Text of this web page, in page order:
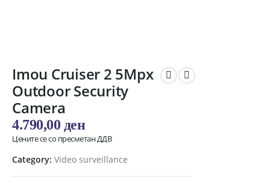
Imou Cruiser 2 5Mpx
Outdoor Security
Camera
4.790,00 ден
Цените се со пресметан ДДВ
Category: Video surveillance